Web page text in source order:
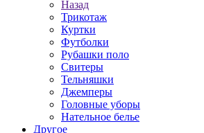
Назад
Трикотаж
Куртки
Футболки
Рубашки поло
Свитеры
Тельняшки
Джемперы
Головные уборы
Нательное белье
Другое